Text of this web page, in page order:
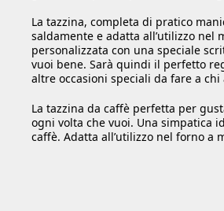
La tazzina, completa di pratico
saldamente e adatta all’utilizzo nel
personalizzata con una speciale
vuoi bene. Sarà quindi il perfetto
altre occasioni speciali da fare a chi
La tazzina da caffè perfetta per
ogni volta che vuoi. Una simpatica
caffè. Adatta all’utilizzo nel forno a